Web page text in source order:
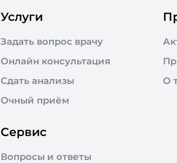
Услуги
Задать вопрос врачу
Онлайн консультация
Сдать анализы
Очный приём
О
Сервис
Вопросы и ответы